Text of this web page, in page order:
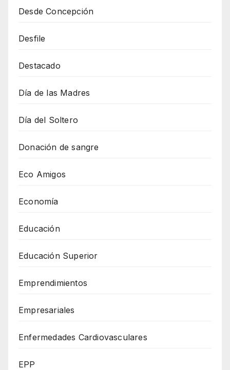
Desde Concepción
Desfile
Destacado
Día de las Madres
Día del Soltero
Donación de sangre
Eco Amigos
Economía
Educación
Educación Superior
Emprendimientos
Empresariales
Enfermedades Cardiovasculares
EPP